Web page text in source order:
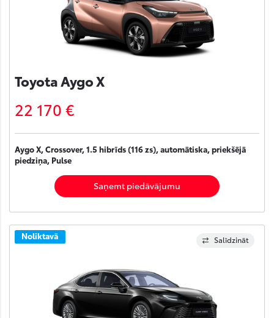
Toyota Aygo X
22 170 €
Aygo X, Crossover, 1.5 hibrīds (116 zs), automātiska, priekšējā
piedziņa, Pulse
Saņemt piedāvājumu
Salīdzināt
Noliktavā